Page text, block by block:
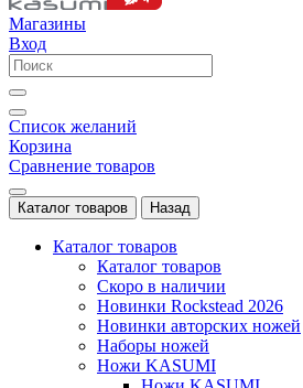
Магазины
Вход
Список желаний
Корзина
Сравнение товаров
Каталог товаров Назад
Каталог товаров
Каталог товаров
Скоро в наличии
Новинки Rockstead 2026
Новинки авторских ножей
Наборы ножей
Ножи KASUMI